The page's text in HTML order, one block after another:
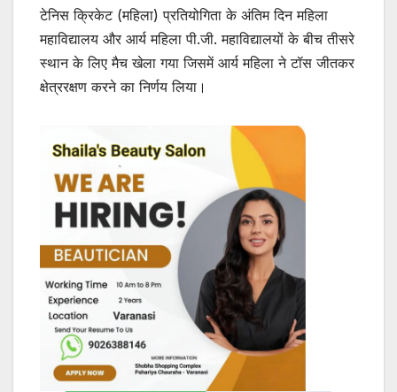
टेनिस क्रिकेट (महिला) प्रतियोगिता के अंतिम दिन महिला
महाविद्यालय और आर्य महिला पी.जी. महाविद्यालयों के बीच तीसरे
स्थान के लिए मैच खेला गया जिसमें आर्य महिला ने टॉस जीतकर
क्षेत्ररक्षण करने का निर्णय लिया।